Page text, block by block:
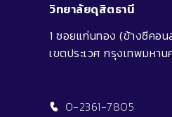
วิทยาลัยดุสิตธานี
1 ซอยแก่นทอง (ข้างซีคอ
เขตประเวศ กรุงเทพมหาน
0-2361-7805